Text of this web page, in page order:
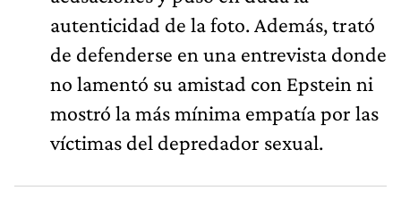
autenticidad de la foto. Además, trató
de defenderse en una entrevista donde
no lamentó su amistad con Epstein ni
mostró la más mínima empatía por las
víctimas del depredador sexual.